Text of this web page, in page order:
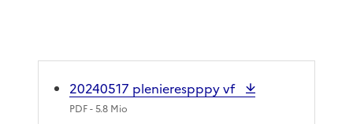
20240517 plenierespppy vf
PDF- 5.8 Mio